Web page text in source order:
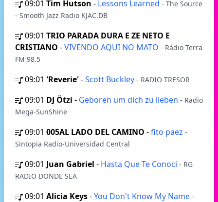
09:01 Tim Hutson - Lessons Learned - The Source
- Smooth Jazz Radio KJAC.DB
09:01 TRIO PARADA DURA E ZE NETO E
CRISTIANO -VIVENDO AQUI NO MATO - Rádio Terra
FM 98.5
09:01 'Reverie'-Scott Buckley - RADIO TRESOR
09:01 DJ Ötzi - Geboren um dich zu lieben - Radio
Mega-SunShine
09:01 005AL LADO DEL CAMINO -fito paez -
Sintopia Radio-Universidad Central
09:01 Juan Gabriel - Hasta Que Te Conoci - RG
RADIO DONDE SEA
09:01 Alicia Keys-You Don't Know My Name -